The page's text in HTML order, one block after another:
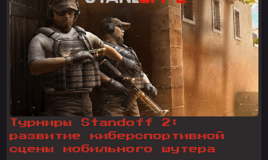
Турниры Standoff 2:
развитие киберспортивной
сцены мобильного шутера